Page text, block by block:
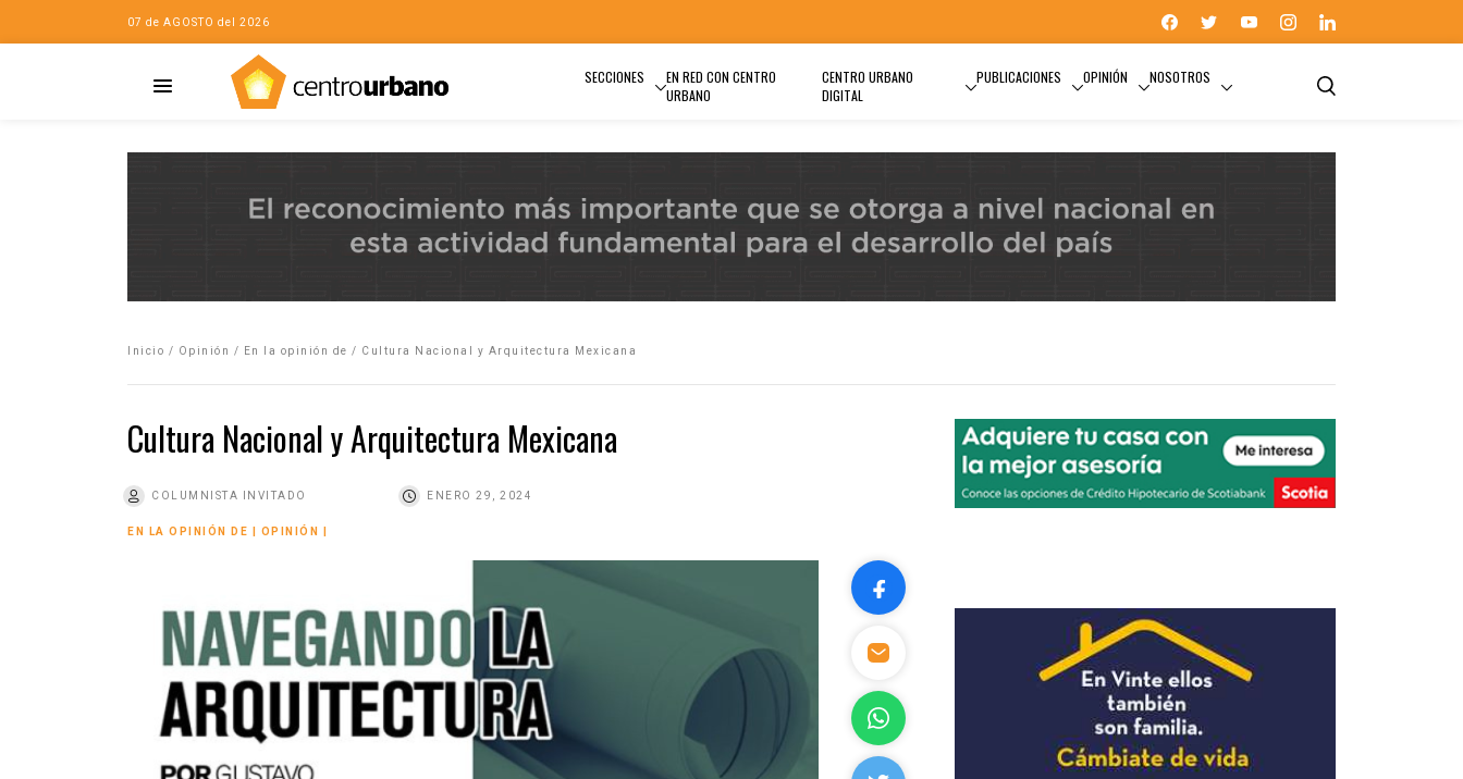
07 de AGOSTO del 2026
SECCIONES
EN RED CON CENTRO
URBANO
CENTRO URBANO
DIGITAL
PUBLICACIONES OPINIÓN NOSOTROS
Inicio / Opinión / En la opinión de / Cultura Nacional y Arquitectura Mexicana
Cultura Nacional y Arquitectura Mexicana
COLUMNISTA INVITADO ENERO 29, 2024
EN LA OPINIÓN DE OPINIÓN